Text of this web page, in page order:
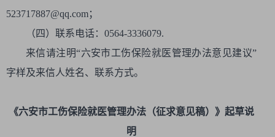
523717887@qq.com；
（四）联系电话：0564-3336079.
来信请注明“六安市工伤保险就医管理办法意见建议”
字样及来信人姓名、联系方式。
《六安市工伤保险就医管理办法（征求意见稿）》起草说
明